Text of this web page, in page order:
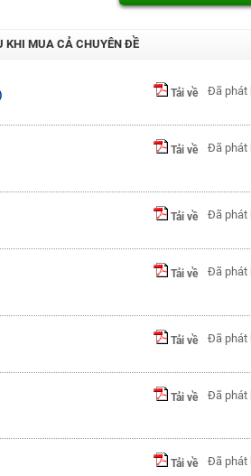
KHI MUA CẢ CHUYÊN ĐỀ
Tải về Đã phát
Tải về Đã phát
Tải về Đã phát
Tải về Đã phát
Tải về Đã phát
Tải về Đã phát
Tải về Đã phát